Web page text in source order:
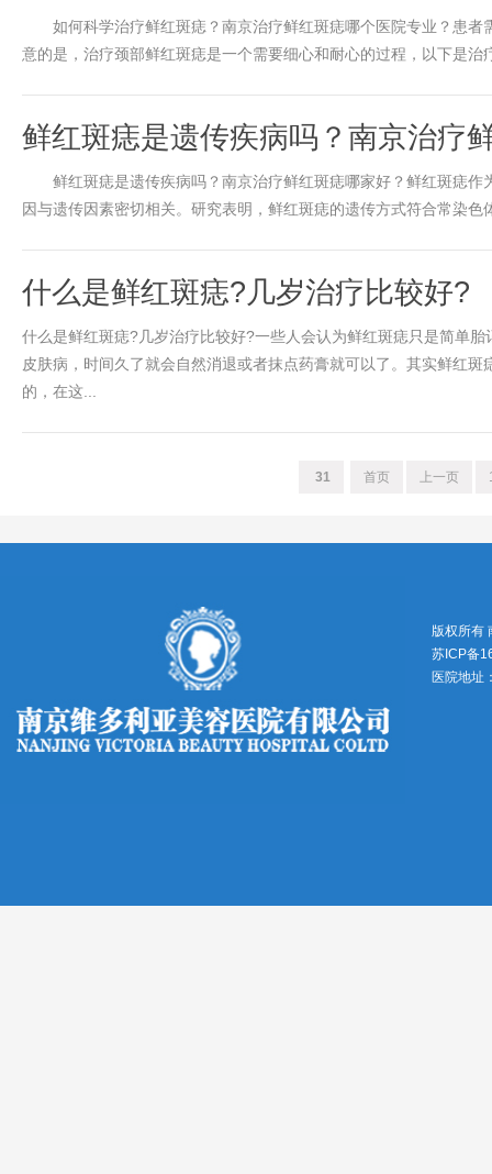
如何科学治疗鲜红斑痣？南京治疗鲜红斑痣哪个医院专业？患者
意的是，治疗颈部鲜红斑痣是一个需要细心和耐心的过程，以下是治
鲜红斑痣是遗传疾病吗？南京治疗
鲜红斑痣是遗传疾病吗？南京治疗鲜红斑痣哪家好？鲜红斑痣作
因与遗传因素密切相关。研究表明，鲜红斑痣的遗传方式符合常染色
什么是鲜红斑痣?几岁治疗比较好?
什么是鲜红斑痣?几岁治疗比较好?一些人会认为鲜红斑痣只是简单
皮肤病，时间久了就会自然消退或者抹点药膏就可以了。其实鲜红斑
的，在这...
31 首页 上一页
版权所有
苏ICP备
医院地址